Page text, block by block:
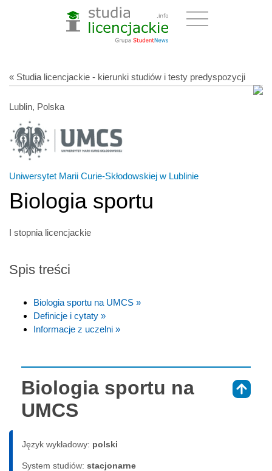
« Studia licencjackie - kierunki studiów i testy predyspozycji
Lublin, Polska
Uniwersytet Marii Curie-Skłodowskiej w Lublinie
Biologia sportu
I stopnia licencjackie
Spis treści
Biologia sportu na UMCS »
Definicje i cytaty »
Informacje z uczelni »
Biologia sportu na
UMCS
Język wykładowy: polski
System studiów: sta­cjo­nar­ne